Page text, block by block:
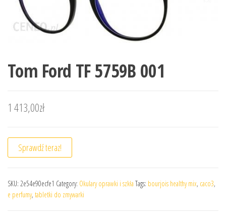
Tom Ford TF 5759B 001
1 413,00zł
Sprawdź teraz!
SKU: 2e54e90ecfe1 Category: Okulary oprawki i szkła Tags: bourjois healthy mix, caco3,
e perfumy, tabletki do zmywarki